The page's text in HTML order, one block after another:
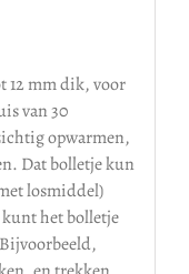
12 mm dik, voor
van 30
opwarmen,
Dat bolletje kun
losmiddel)
het bolletje